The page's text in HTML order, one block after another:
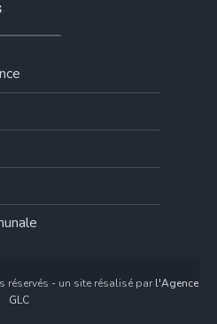
- un site résalisé parl'Agence
GLC